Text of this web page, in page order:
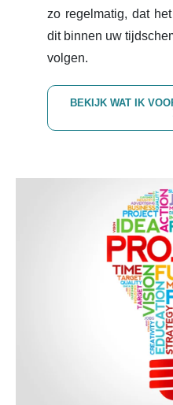
zo regelmatig, dat
dit binnen uw
volgen.
BEKIJK WAT IK